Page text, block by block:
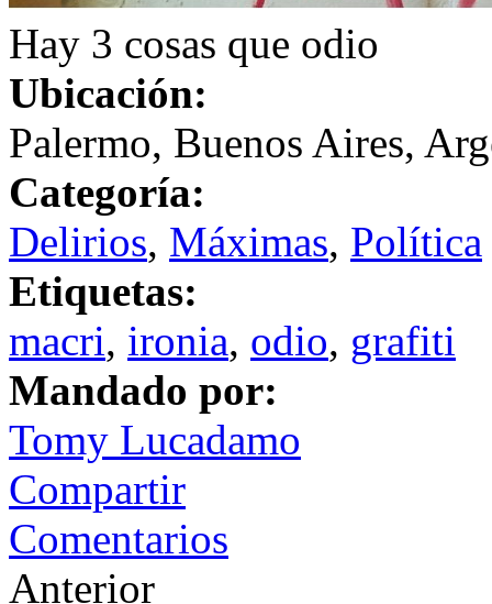
Hay 3 cosas que odio
Ubicación:
Palermo, Buenos Aires,
Categoría:
Delirios, Máximas, Política
Etiquetas:
macri, ironia, odio, grafiti
Mandado por:
Tomy Lucadamo
Compartir
Comentarios
Anterior